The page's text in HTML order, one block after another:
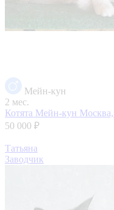
Мейн-кун
2 мес.
Котята Мейн-кун
50 000 ₽
Татьяна
Заводчик